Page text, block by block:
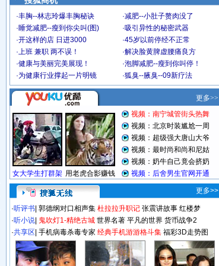
·丰胸--林志玲爆丰胸秘诀 ·减肥--小肚子赘肉没了
·睡觉减肥--瘦到你尖叫(图) ·吸引异性的秘密武器
·开这样的店 日进3000 ·45岁以前停经不正常
·上班 兼职 两不误！ ·解决脸黄脾虚腰痛良方
·健康与美丽完美展现！ ·泡脚减肥--瘦到你叫停！
·为健康行业撑起一片明镜 ·狐臭--腋臭--09新疗法
更多>>
·听评书 郭德纲对口相声集 杜拉拉升职记 张震讲故事 红楼梦
·听小说 鬼吹灯1-精绝古城 世界名著 平凡的世界 货币战争2
·共享区 手机病毒杀毒专家 经典手机游游格斗集 福彩3D走势图